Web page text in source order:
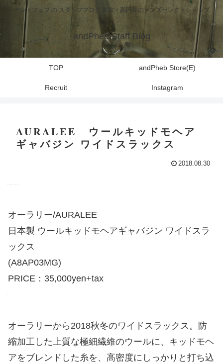
アンドフェブ の スタッフブログ 東京・高円寺のメンズセレクトショップ
andPheb Staff Blog
TOP andPheb Store(E)
Recruit Instagram
AURALEE ウールキッドモヘア
ギャバジン ワイドスラックス
2018.08.30
オーラリー/AURALEE
日本製 ウールキッドモヘアギャバジン ワイドスラ
ックス
(A8AP03MG)
PRICE：35,000yen+tax
オーラリーから2018秋冬のワイドスラックス。防
縮加工した上質な極細繊維のウールに、キッドモヘ
アをブレンドした糸を、高密度にしっかりと打ち込